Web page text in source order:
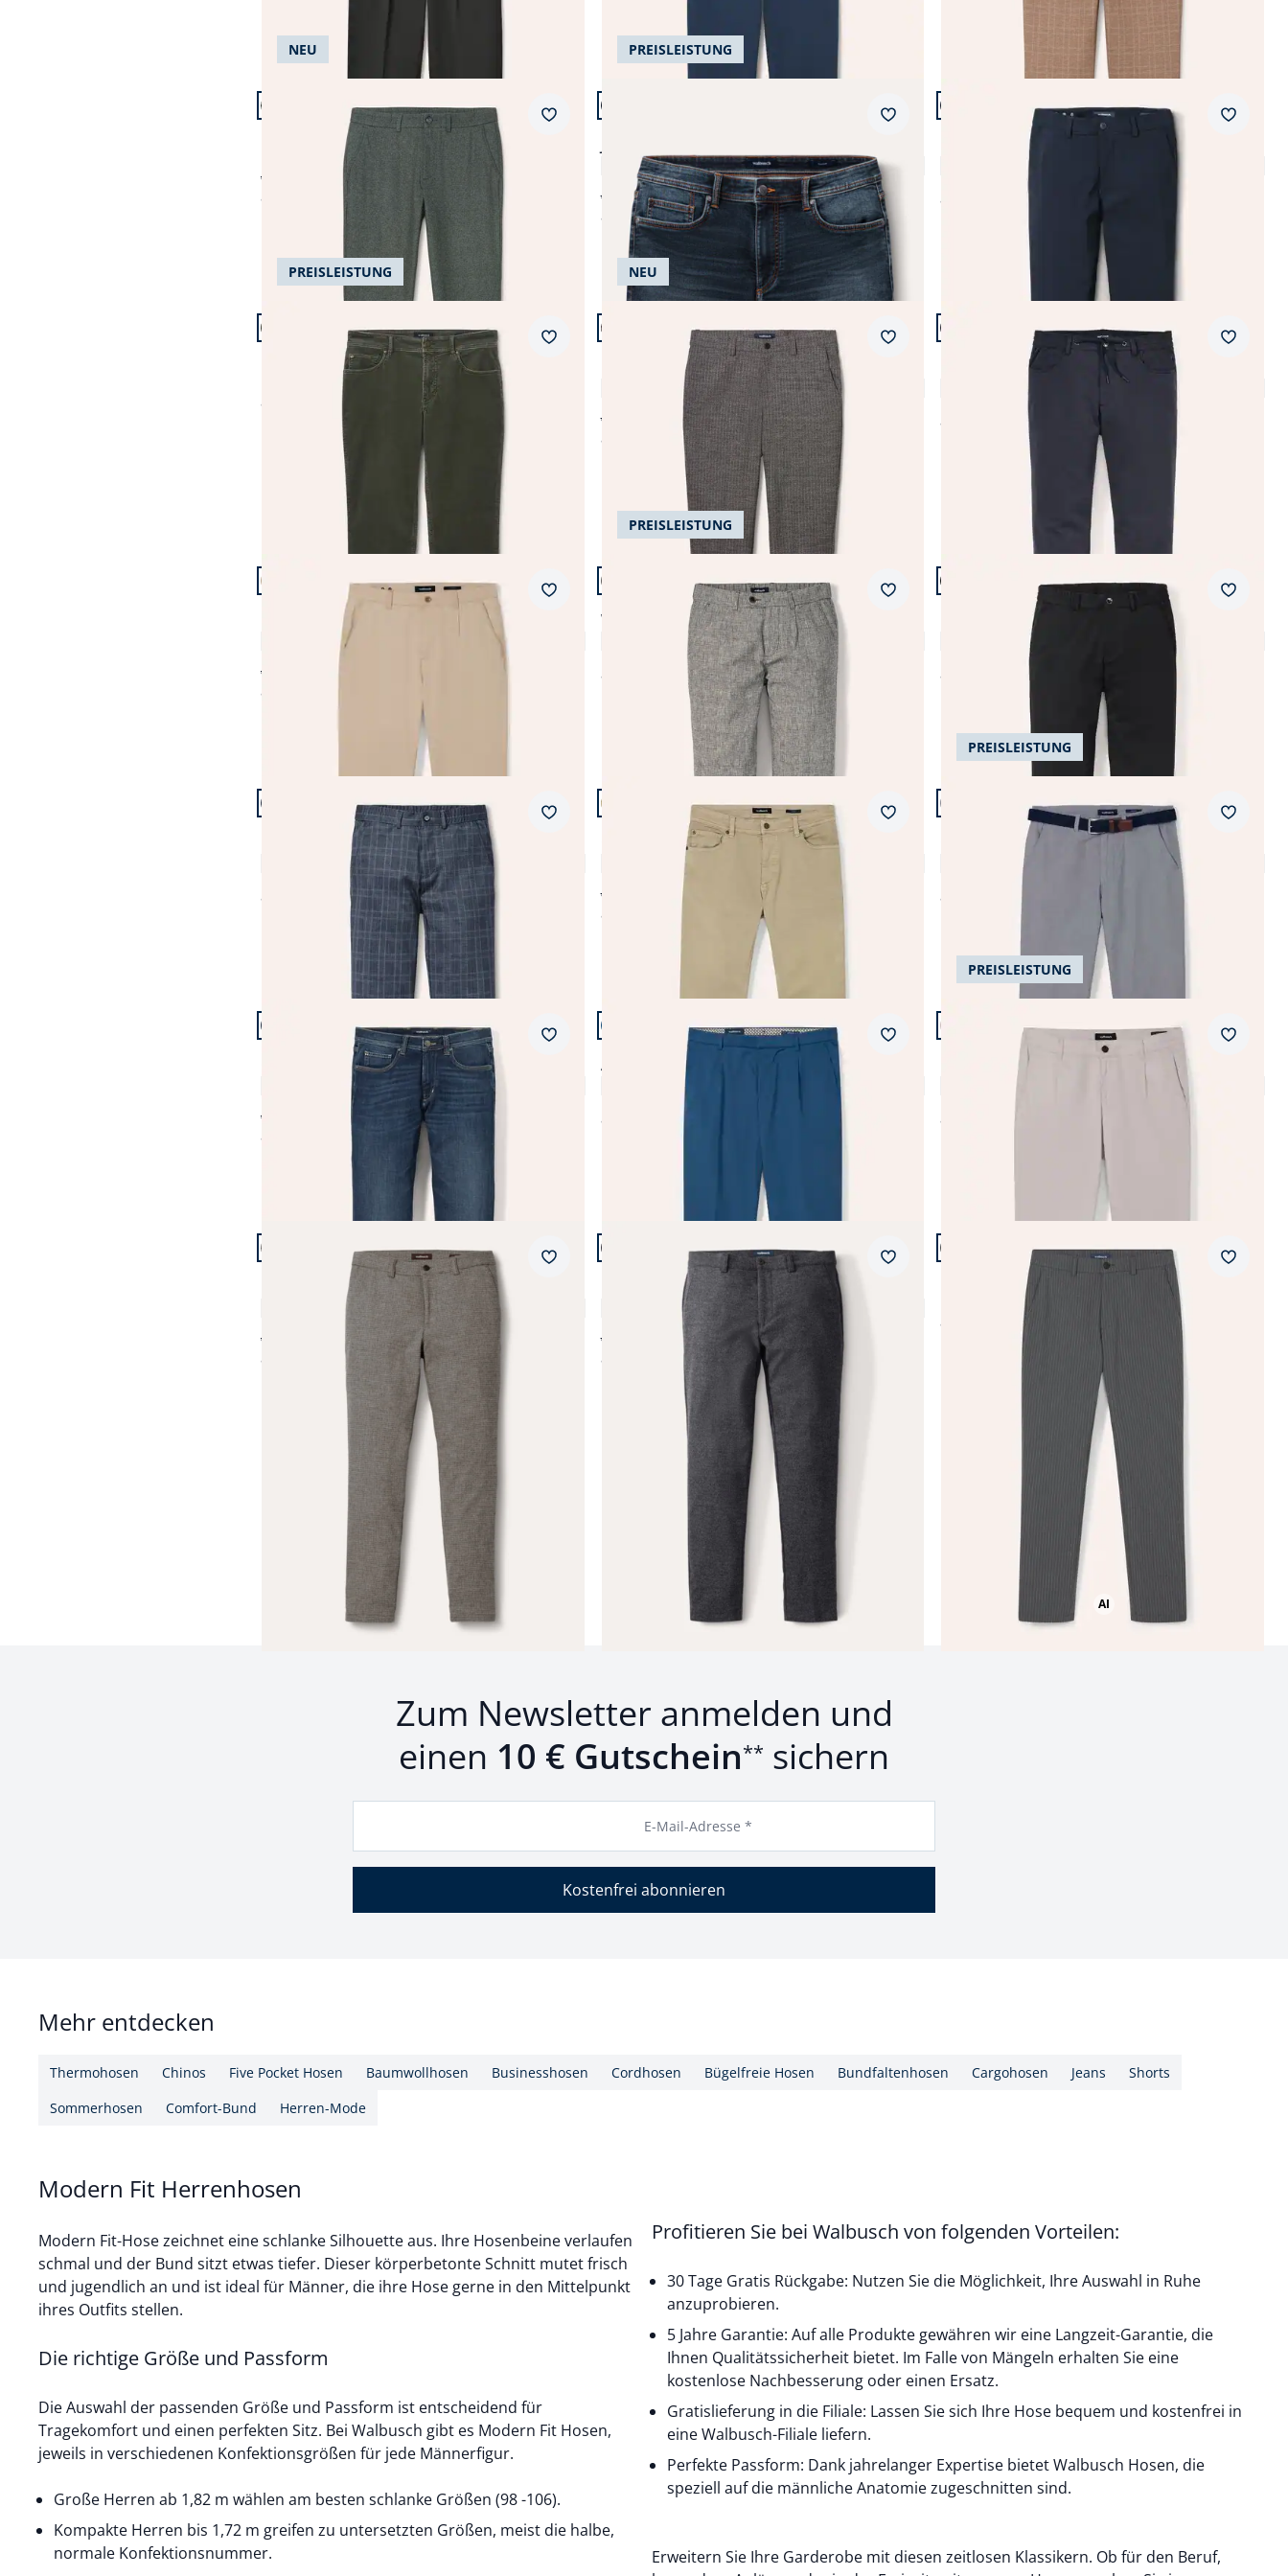
bügelleicht
Artikel 7 von 24.
Passform Modern Fit.
NEU
Modern Fit
Bügelfreie Chino aus Leichtflanell
ab € 129,99
ab (-23%)
Merkzettel
Artikel 8 von 24.
Passform Modern Fit.
PREISLEISTUNG
Modern Fit
4,8 (28)
ab € 89,99
ab € 74,99 (-17%)
Merkzettel
Artikel 9 von 24.
Passform Modern Fit.
Modern Fit
Macht-Alles-Mit Hose 2.0
ab
Artikel 10 von 24.
Passform Modern Fit.
PREISLEISTUNG
Modern Fit
Five Pocket aus feinem Cord
ab
Merkzettel
Artikel 11 von 24.
Passform Modern Fit.
NEU
Modern Fit
Premium Sport-Flanell Hose
5,0 (2)
ab € 149,99
ab (-7%)
Merkzettel
Artikel 12 von 24.
Passform Modern Fit.
Modern Fit
Five Pocket Stretch & Relax
ab
Artikel 13 von 24.
Passform Modern Fit.
Modern Fit
Ultraleicht Chino
ab € 129,99
ab
Merkzettel
Artikel 14 von 24.
Passform Modern Fit.
PREISLEISTUNG
Modern Fit
Wohlfühl Leinen-Hose
4,8 (23)
ab
Merkzettel
Artikel 15 von 24.
Passform Modern Fit.
Modern Fit
Extraglatt-Travelhose
ab
Artikel 16 von 24.
Passform Modern Fit.
Modern Fit
Extraglatt-Travelhose
4,9 (14)
ab
Merkzettel
Artikel 17 von 24.
Passform Modern Fit.
Modern Fit
Coloured Jeans
ab € 129,99
ab (-23%)
Merkzettel
Artikel 18 von 24.
Passform Modern Fit.
PREISLEISTUNG
Modern Fit
Gürtel Chino
ab € 149,99
Artikel 19 von 24.
Passform Modern Fit.
Modern Fit
Comfort-Jeans Cashmereweich
4,7 (42)
ab € 129,99
ab (-23%)
Merkzettel
Artikel 20 von 24.
Passform Modern Fit.
Modern Fit
Anzug-Hose aus Baumwollmix
ab
Merkzettel
Artikel 21 von 24.
Passform Modern Fit.
PREISLEISTUNG
Modern Fit
Bundfalten-Chino Feinstruktur
ab
Artikel 22 von 24.
Passform Modern Fit.
Modern Fit
Premium Sport-Flanell Hose
ab € 149,99
ab
Merkzettel
Artikel 23 von 24.
Passform Modern Fit.
Modern Fit
Premium Sport-Flanell Hose
5,0 (2)
ab € 149,99
ab (-7%)
Merkzettel
Artikel 24 von 24.
Passform Modern Fit.
Modern Fit
Macht-Alles-Mit Hose 2.0
ab
Seite 1 geladen. Zeige Produkte 1 bis 24 von 43. 24 von43
Weiterzu Seite 2
AI Bild mit Hilfe von KI erstellt
Zum Newsletter anmelden und
einen 10 € Gutschein** sichern
E-Mail-Adresse *
Kostenfrei abonnieren
Mehr entdecken
Thermohosen Chinos Five Pocket Hosen Baumwollhosen Businesshosen Cordhosen Bügelfreie Hosen Bundfaltenhosen Cargohosen Jeans
Shorts
Sommerhosen
Comfort-Bund Herren-Mode
Modern Fit Herrenhosen
Modern Fit-Hose zeichnet eine schlanke Silhouette aus. Ihre Hosenbeine verlaufen
schmal und der Bund sitzt etwas tiefer. Dieser körperbetonte Schnitt mutet frisch
und jugendlich an und ist ideal für Männer, die ihre Hose gerne in den Mittelpunkt
ihres Outfits stellen.
Die richtige Größe und Passform
Die Auswahl der passenden Größe und Passform ist entscheidend für
Tragekomfort und einen perfekten Sitz. Bei Walbusch gibt es Modern Fit Hosen,
jeweils in verschiedenen Konfektionsgrößen für jede Männerfigur.
Große Herren ab 1,82 m wählen am besten schlanke Größen (98 -106).
Kompakte Herren bis 1,72 m greifen zu untersetzten Größen, meist die halbe,
normale Konfektionsnummer.
Profitieren Sie bei Walbusch von folgenden Vorteilen:
30 Tage Gratis Rückgabe: Nutzen Sie die Möglichkeit, Ihre Auswahl in Ruhe
anzuprobieren.
5 Jahre Garantie: Auf alle Produkte gewähren wir eine Langzeit-Garantie, die
Ihnen Qualitätssicherheit bietet. Im Falle von Mängeln erhalten Sie eine
kostenlose Nachbesserung oder einen Ersatz.
Gratislieferung in die Filiale: Lassen Sie sich Ihre Hose bequem und kostenfrei in
eine Walbusch-Filiale liefern.
Perfekte Passform: Dank jahrelanger Expertise bietet Walbusch Hosen, die
speziell auf die männliche Anatomie zugeschnitten sind.
Erweitern Sie Ihre Garderobe mit diesen zeitlosen Klassikern. Ob für den Beruf,